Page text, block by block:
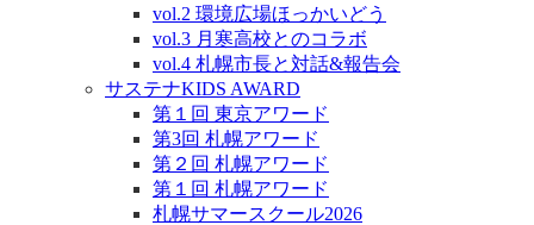
vol.2 環境広場ほっかいどう
vol.3 月寒高校とのコラボ
vol.4 札幌市長と対話&報告会
サステナKIDS AWARD
第１回 東京アワード
第3回 札幌アワード
第２回 札幌アワード
第１回 札幌アワード
札幌サマースクール2026